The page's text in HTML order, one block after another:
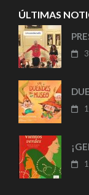
ÚLTIMAS